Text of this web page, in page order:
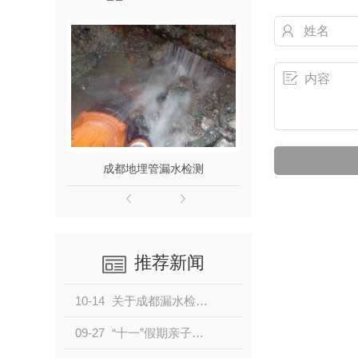
成都地埋管漏水检测
推荐新闻
10-14 关于成都漏水检测人员的注意事项！
09-27 “十一”假期亲子游、自驾游热度高